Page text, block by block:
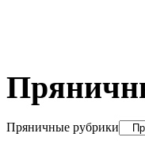
Пряничные рубрики